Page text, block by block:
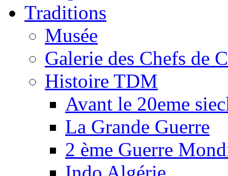
Traditions
Musée
Galerie des Chefs de
Histoire TDM
Avant le 20eme
La Grande Guerre
2 ème Guerre